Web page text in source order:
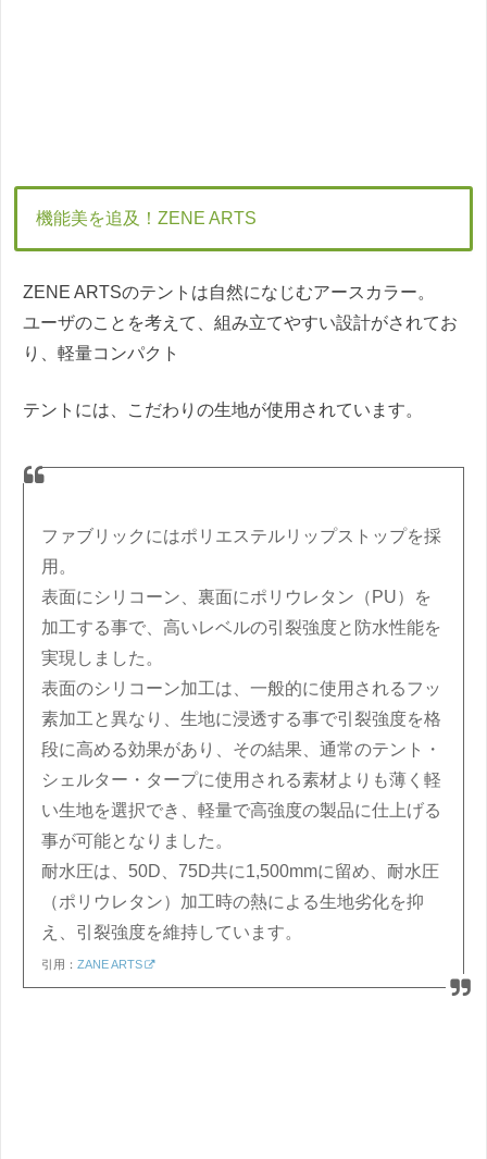
機能美を追及！ZENE ARTS
ZENE ARTSのテントは自然になじむアースカラー。
ユーザのことを考えて、組み立てやすい設計がされてお
り、軽量コンパクト
テントには、こだわりの生地が使用されています。
ファブリックにはポリエステルリップストップを採
用。
表面にシリコーン、裏面にポリウレタン（PU）を
加工する事で、高いレベルの引裂強度と防水性能を
実現しました。
表面のシリコーン加工は、一般的に使用されるフッ
素加工と異なり、生地に浸透する事で引裂強度を格
段に高める効果があり、その結果、通常のテント・
シェルター・タープに使用される素材よりも薄く軽
い生地を選択でき、軽量で高強度の製品に仕上げる
事が可能となりました。
耐水圧は、50D、75D共に1,500mmに留め、耐水圧
（ポリウレタン）加工時の熱による生地劣化を抑
え、引裂強度を維持しています。
引用：ZANE ARTS